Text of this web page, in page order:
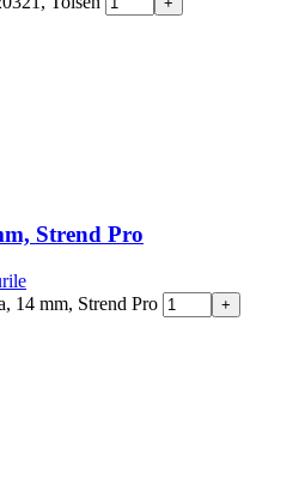
Strend Pro
14 mm, Strend Pro